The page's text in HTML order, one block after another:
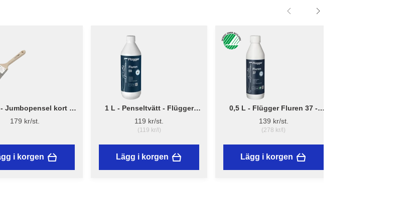
- Jumbopensel kort –
Pro Series
179 kr/st.
i korgen
1 L - Penseltvätt - Flügger
Fluren 59
119 kr/st.
(119 kr/l)
Lägg i korgen
0,5 L - Flügger Fluren 37 -
Grundrengöring
139 kr/st.
(278 kr/l)
Lägg i korgen